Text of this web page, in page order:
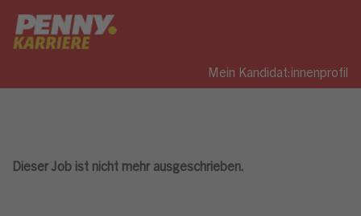
Mein Kandidat:innenprofil
Dieser Job ist nicht mehr ausgeschrieben.